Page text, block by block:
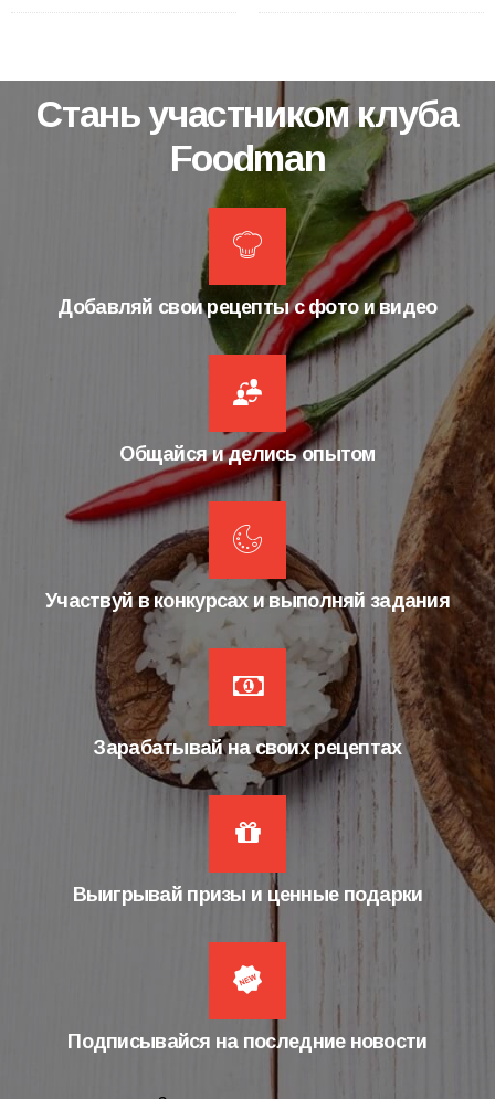
Стань участником клуба
Foodman
Добавляй свои рецепты с фото и видео
Общайся и делись опытом
Участвуй в конкурсах и выполняй задания
Зарабатывай на своих рецептах
Выигрывай призы и ценные подарки
Подписывайся на последние новости